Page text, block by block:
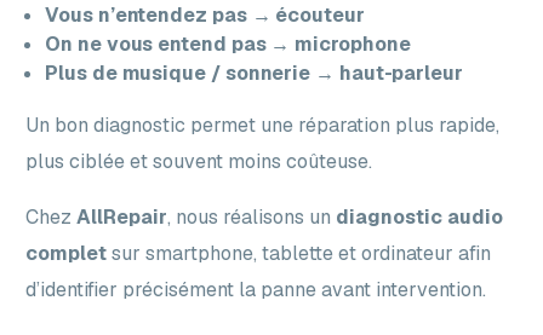
Vous n’entendez pas → écouteur
On ne vous entend pas → microphone
Plus de musique / sonnerie → haut-parleur
Un bon diagnostic permet une réparation plus rapide,
plus ciblée et souvent moins coûteuse.
ChezAllRepair, nous réalisons un diagnostic audio
completsur smartphone, tablette et ordinateur afin
d’identifier précisément la panne avant intervention.